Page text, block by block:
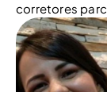
corretores